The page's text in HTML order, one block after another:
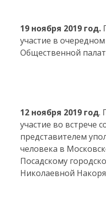
19 ноября 2019 год.
участие в
Общественной
12 ноября 2019 год.
участие во встрече
представителем
человека в
Посадскому
Николаевной